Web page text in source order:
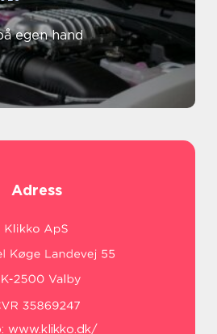
egen hand
Adress
www.klikko.dk/